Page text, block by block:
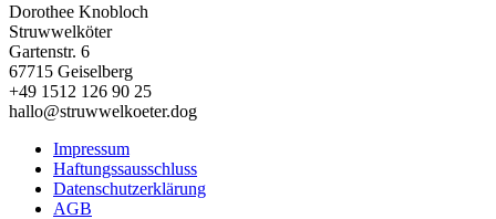
Dorothee Knobloch
Struwwelköter
Gartenstr. 6
67715 Geiselberg
+49 1512 126 90 25
hallo@struwwelkoeter.dog
Impressum
Haftungssausschluss
Datenschutzerklärung
AGB